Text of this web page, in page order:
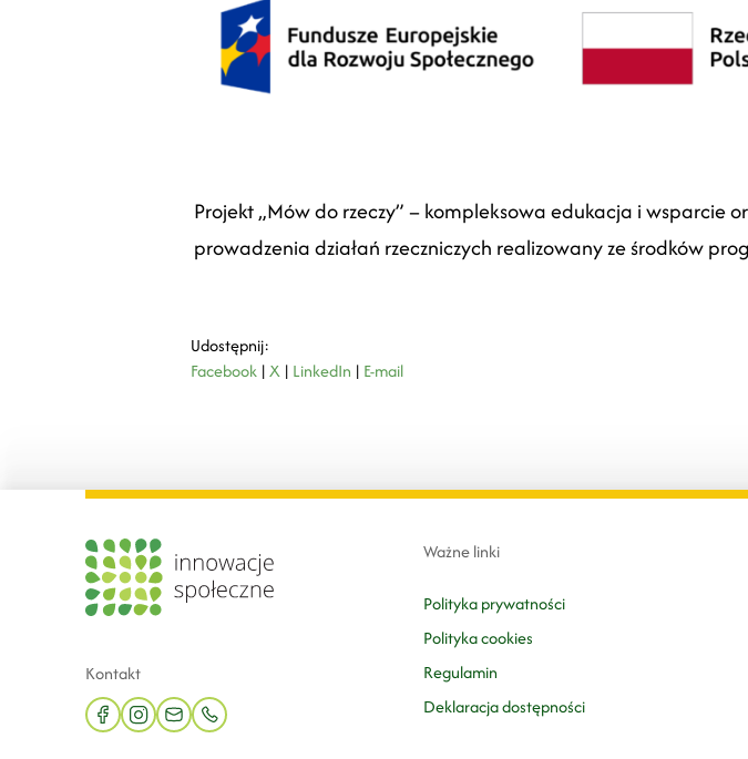
Projekt „Mów do rzeczy” – kompleksowa edukacja i wsparcie
prowadzenia działań rzeczniczych realizowany ze środków
Udostępnij:
Facebook |X | LinkedIn | E-mail
Kontakt
facebookinstagram
mail phone
Ważne linki
Polityka prywatności
Polityka cookies
Regulamin
Deklaracja dostępności